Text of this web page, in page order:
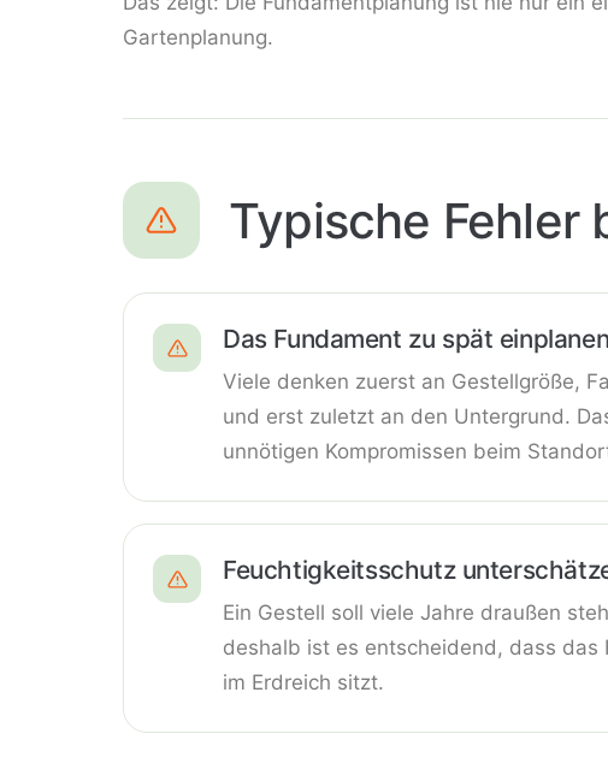
Gartenplanung.
Typische Fehler
Das Fundament zu spät einplanen
Viele denken zuerst an Gestellgröße,
und erst zuletzt an den Untergrund.
unnötigen Kompromissen beim
Feuchtigkeitsschutz
Ein Gestell soll viele Jahre draußen
deshalb ist es entscheidend, dass das
im Erdreich sitzt.